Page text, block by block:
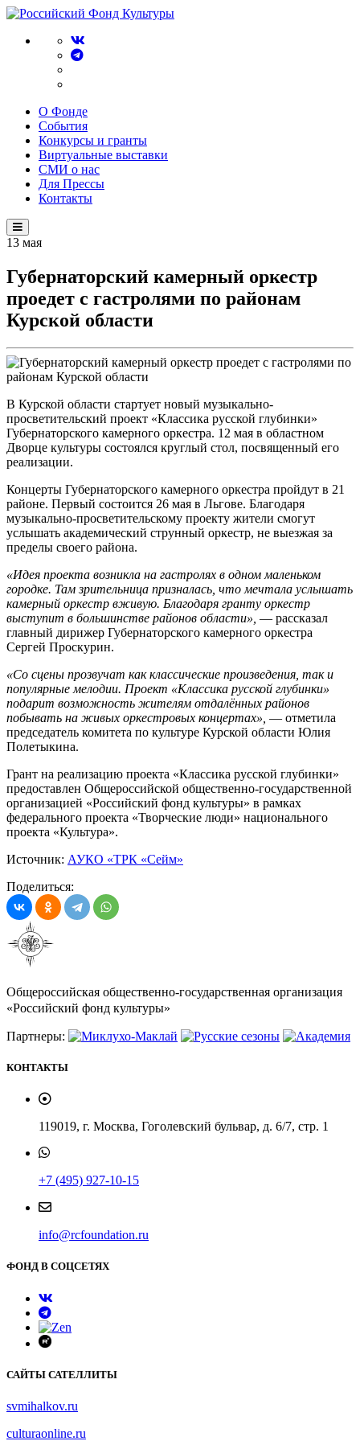
О Фонде
События
Конкурсы и гранты
Виртуальные выставки
СМИ о нас
Для Прессы
Контакты
13 мая
Губернаторский камерный оркестр
проедет с гастролями по районам
Курской области
В Курской области стартует новый музыкально-
просветительский проект «Классика русской глубинки»
Губернаторского камерного оркестра. 12 мая в областном
Дворце культуры состоялся круглый стол, посвященный его
реализации.
Концерты Губернаторского камерного оркестра пройдут в 21
районе. Первый состоится 26 мая в Льгове. Благодаря
музыкально-просветительскому проекту жители смогут
услышать академический струнный оркестр, не выезжая за
пределы своего района.
«Идея проекта возникла на гастролях в одном маленьком
городке. Там зрительница призналась, что мечтала услышать
камерный оркестр вживую. Благодаря гранту оркестр
выступит в большинстве районов области», — рассказал
главный дирижер Губернаторского камерного оркестра
Сергей Проскурин.
«Со сцены прозвучат как классические произведения, так и
популярные мелодии. Проект «Классика русской глубинки»
подарит возможность жителям отдалённых районов
побывать на живых оркестровых концертах», — отметила
председатель комитета по культуре Курской области Юлия
Полетыкина.
Грант на реализацию проекта «Классика русской глубинки»
предоставлен Общероссийской общественно-государственной
организацией «Российский фонд культуры» в рамках
федерального проекта «Творческие люди» национального
проекта «Культура».
Источник: АУКО «ТРК «Сейм»
Поделиться:
Общероссийская общественно-государственная организация
«Российский фонд культуры»
Партнеры:
КОНТАКТЫ
119019, г. Москва, Гоголевский бульвар, д. 6/7, стр. 1
+7 (495) 927-10-15
info@rcfoundation.ru
ФОНД В СОЦСЕТЯХ
САЙТЫ САТЕЛЛИТЫ
svmihalkov.ru
culturaonline.ru